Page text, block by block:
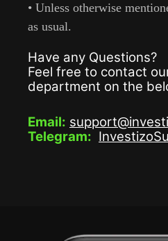
• Unless otherwise
as usual.
Have any Questions?
Feel free to contact
department on the
Email:
Telegram: